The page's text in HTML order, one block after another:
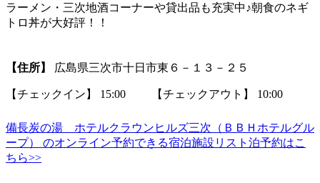
ラーメン・三次地酒コーナーや貸出品も充実中♪朝食のネギ
トロ丼が大好評！！
【住所】 広島県三次市十日市東６－１３－２５
【チェックイン】 15:00 【チェックアウト】 10:00
備長炭の湯 ホテルクラウンヒルズ三次（ＢＢＨホテルグル
ープ） のオンライン予約できる宿泊施設リスト泊予約はこ
ちら>>